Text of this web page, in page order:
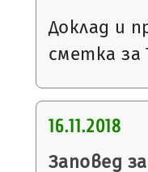
Доклад и
сметка за
16.11.2018
Заповед